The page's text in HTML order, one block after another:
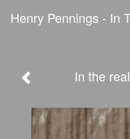
In the